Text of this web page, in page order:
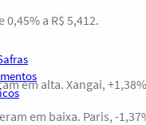
a R$ 5,412.
em alta. Xangai,
em baixa. Paris, -